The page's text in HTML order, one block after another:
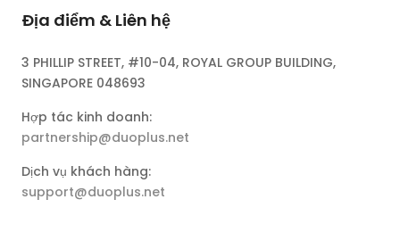
Địa điểm & Liên hệ
3 PHILLIP STREET, #10-04, ROYAL GROUP BUILDING,
SINGAPORE 048693
Hợp tác kinh doanh:
partnership@duoplus.net
Dịch vụ khách hàng:
support@duoplus.net